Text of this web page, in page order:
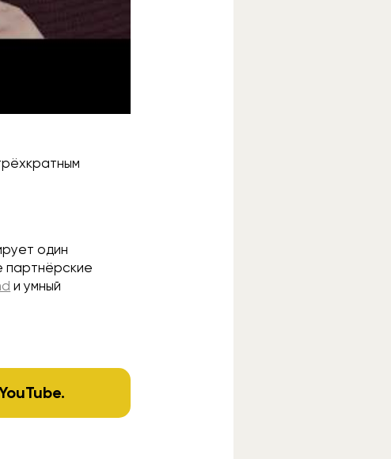
один
партнёрские
и умный
.